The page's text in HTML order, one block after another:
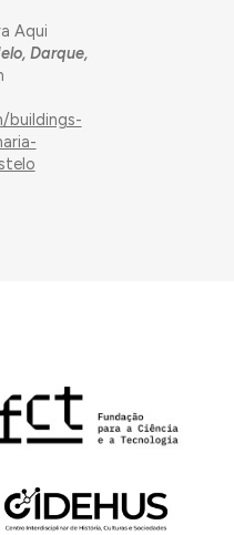
Aqui
Darque,
buildings-